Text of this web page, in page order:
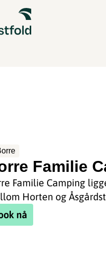
Familie
Familie Camping
Horten og
nå